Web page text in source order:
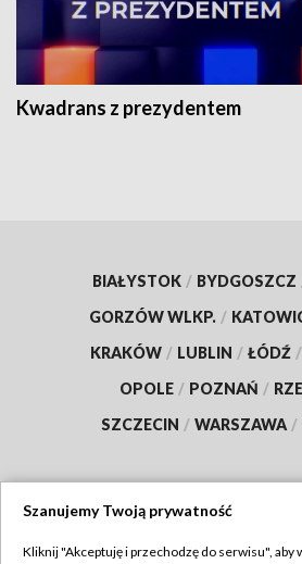
Kwadrans z prezydentem
BIAŁYSTOK / BYDGOSZCZ
GORZÓW WLKP. /
KRAKÓW / LUBLIN / ŁÓDŹ /
OPOLE / POZNAŃ /
SZCZECIN / WARSZAWA /
Szanujemy Twoją prywatność
Kliknij "Akceptuję i przechodzę do serwisu", aby